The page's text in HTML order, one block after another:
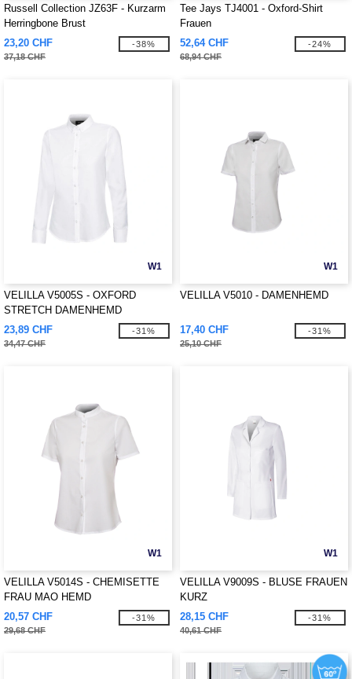
Russell Collection JZ63F - Kurzarm
Herringbone Brust
23,20 CHF
37,18 CHF
-38%
Tee Jays TJ4001 - Oxford-Shirt
Frauen
52,64 CHF
68,94 CHF
-24%
W1
VELILLA V5005S - OXFORD
STRETCH DAMENHEMD
23,89 CHF
34,47 CHF
-31%
W1
VELILLA V5010 - DAMENHEMD
17,40 CHF
25,10 CHF
-31%
W1
VELILLA V5014S - CHEMISETTE
FRAU MAO HEMD
20,57 CHF
29,68 CHF
-31%
W1
VELILLA V9009S - BLUSE FRAUEN
KURZ
28,15 CHF
40,61 CHF
-31%